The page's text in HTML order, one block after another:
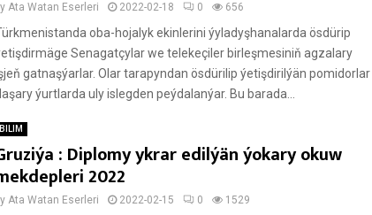
Ata Watan Eserleri 2022-02-18 0 656
oba-hojalyk ekinlerini ýyladyşhanalarda ösdürip
Senagatçylar we telekeçiler birleşmesiniň agzalary
gatnaşýarlar. Olar tarapyndan ösdürilip ýetişdirilýän pomidorlar
ýurtlarda uly islegden peýdalanýar. Bu barada...
BILIM
: Diplomy ykrar edilýän ýokary okuw
2022
Ata Watan Eserleri 2022-02-15 0 1529